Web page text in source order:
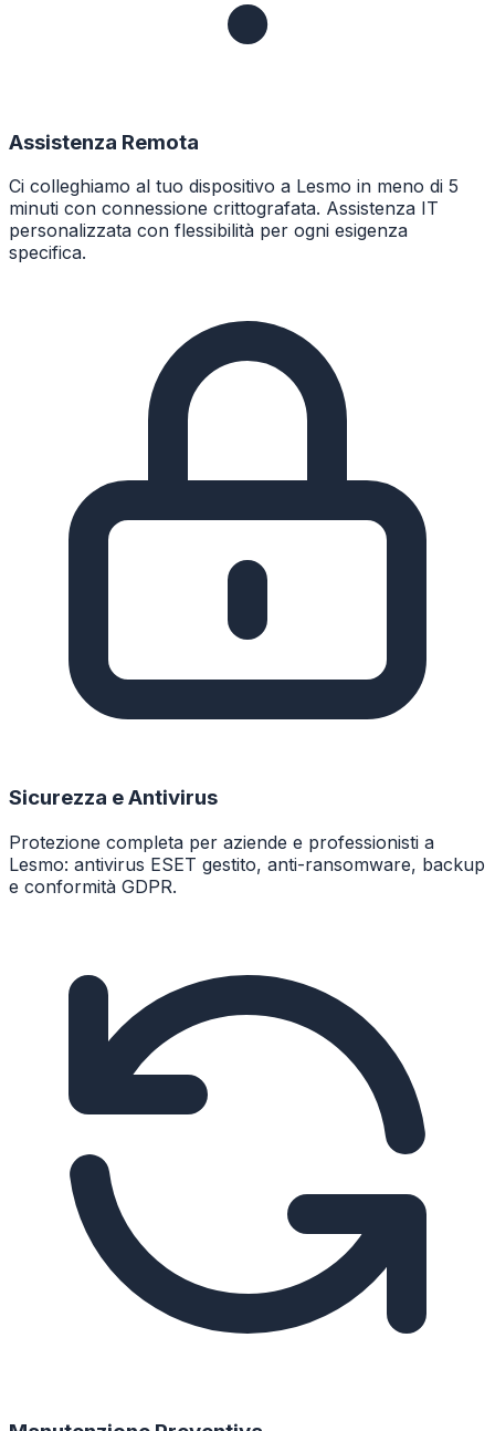
Assistenza Remota
Ci colleghiamo al tuo dispositivo a Lesmo in meno di 5
minuti con connessione crittografata. Assistenza IT
personalizzata con flessibilità per ogni esigenza
specifica.
Sicurezza e Antivirus
Protezione completa per aziende e professionisti a
Lesmo: antivirus ESET gestito, anti-ransomware, backup
e conformità GDPR.